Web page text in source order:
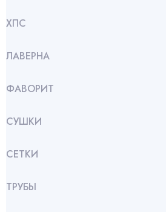
ХПС
ЛАВЕРНА
ФАВОРИТ
СУШКИ
СЕТКИ
ТРУБЫ